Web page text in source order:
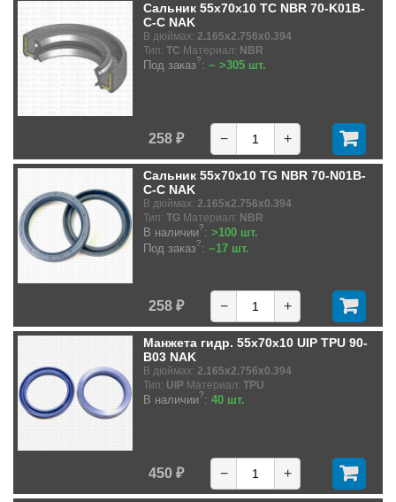
Сальник 55x70x10 TC NBR 70-K01B-
C-C NAK
В дюймах: 2.165x2.756x0.394
Тип: TC Материал: NBR
Под заказ?: ~ >305 шт.
258 ₽ − +
Сальник 55x70x10 TG NBR 70-N01B-
C-C NAK
В дюймах: 2.165x2.756x0.394
Тип: TG Материал: NBR
В наличии?: >100 шт.
Под заказ?: ~17 шт.
258 ₽ − +
Манжета гидр. 55x70x10 UIP TPU 90-
B03 NAK
В дюймах: 2.165x2.756x0.394
Тип: UIP Материал: TPU
В наличии?: 40 шт.
450 ₽ − +